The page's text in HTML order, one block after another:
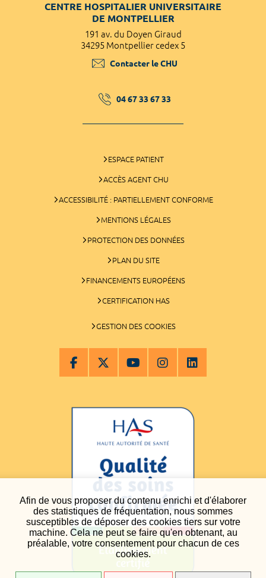
Afin de vous proposer du contenu enrichi et d'élaborer
des statistiques de fréquentation, nous sommes
susceptibles de déposer des cookies tiers sur votre
machine. Cela ne peut se faire qu'en obtenant, au
préalable, votre consentement pour chacun de ces
cookies.
CENTRE HOSPITALIER UNIVERSITAIRE
DE MONTPELLIER
191 av. du Doyen Giraud
34295 Montpellier cedex 5
Contacter le CHU
04 67 33 67 33
ESPACE PATIENT
ACCÈS AGENT CHU
ACCESSIBILITÉ : PARTIELLEMENT CONFORME
MENTIONS LÉGALES
PROTECTION DES DONNÉES
PLAN DU SITE
FINANCEMENTS EUROPÉENS
CERTIFICATION HAS
GESTION DES COOKIES